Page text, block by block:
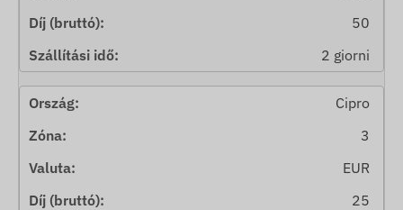
50
2 giorni
Cipro
3
EUR
25